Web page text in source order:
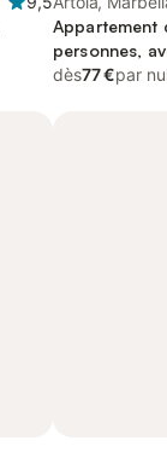
Appartement
personnes,
enfant
dès77 €par